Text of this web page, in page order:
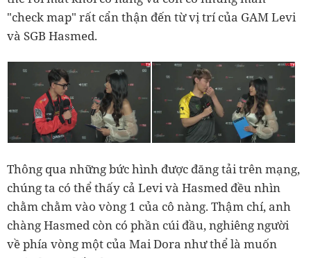
"check map" rất cẩn thận đến từ vị trí của GAM Levi
và SGB Hasmed.
Thông qua những bức hình được đăng tải trên mạng,
chúng ta có thể thấy cả Levi và Hasmed đều nhìn
chằm chằm vào vòng 1 của cô nàng. Thậm chí, anh
chàng Hasmed còn có phần cúi đầu, nghiêng người
về phía vòng một của Mai Dora như thể là muốn